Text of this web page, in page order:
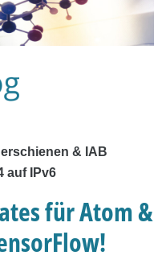
& IAB
auf IPv6
für Atom &